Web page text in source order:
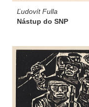
Ľudovít Fulla
Nástup do SNP